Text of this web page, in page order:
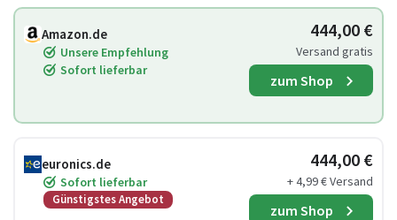
Amazon.de
Unsere Empfehlung
Sofort lieferbar
444,00 €
Versand gratis
zum Shop
euronics.de
Sofort lieferbar
Günstigstes Angebot
444,00 €
+ 4,99 € Versand
zum Shop